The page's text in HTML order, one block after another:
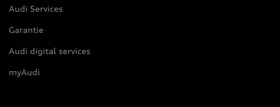
Audi Services
Garantie
Audi digital services
myAudi